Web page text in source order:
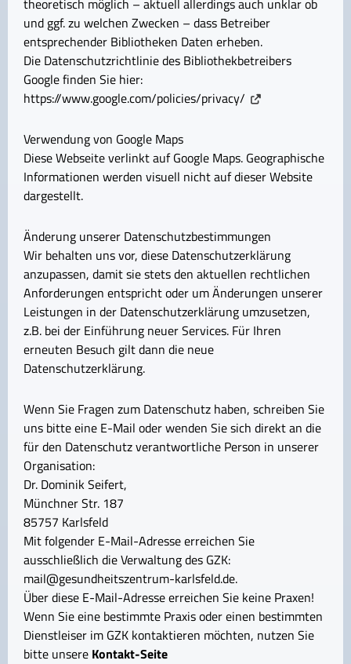
theoretisch möglich – aktuell allerdings auch unklar ob
und ggf. zu welchen Zwecken – dass Betreiber
entsprechender Bibliotheken Daten erheben.
Die Datenschutzrichtlinie des Bibliothekbetreibers
Google finden Sie hier:
https://www.google.com/policies/privacy/
Verwendung von Google Maps
Diese Webseite verlinkt auf Google Maps. Geographische
Informationen werden visuell nicht auf dieser Website
dargestellt.
Änderung unserer Datenschutzbestimmungen
Wir behalten uns vor, diese Datenschutzerklärung
anzupassen, damit sie stets den aktuellen rechtlichen
Anforderungen entspricht oder um Änderungen unserer
Leistungen in der Datenschutzerklärung umzusetzen,
z.B. bei der Einführung neuer Services. Für Ihren
erneuten Besuch gilt dann die neue
Datenschutzerklärung.
Wenn Sie Fragen zum Datenschutz haben, schreiben Sie
uns bitte eine E-Mail oder wenden Sie sich direkt an die
für den Datenschutz verantwortliche Person in unserer
Organisation:
Dr. Dominik Seifert,
Münchner Str. 187
85757 Karlsfeld
Mit folgender E-Mail-Adresse erreichen Sie
ausschließlich die Verwaltung des GZK:
mail@gesundheitszentrum-karlsfeld.de.
Über diese E-Mail-Adresse erreichen Sie keine Praxen!
Wenn Sie eine bestimmte Praxis oder einen bestimmten
Dienstleiser im GZK kontaktieren möchten, nutzen Sie
bitte unsere Kontakt-Seite